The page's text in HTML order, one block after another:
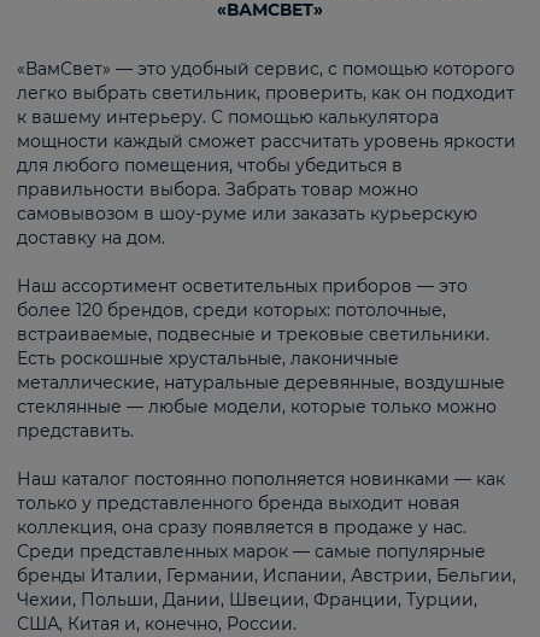
«ВАМСВЕТ»
«ВамСвет» — это удобный сервис, с помощью которого
легко выбрать светильник, проверить, как он подходит
к вашему интерьеру. С помощью калькулятора
мощности каждый сможет рассчитать уровень яркости
для любого помещения, чтобы убедиться в
правильности выбора. Забрать товар можно
самовывозом в шоу-руме или заказать курьерскую
доставку на дом.
Наш ассортимент осветительных приборов — это
более 120 брендов, среди которых: потолочные,
встраиваемые, подвесные и трековые светильники.
Есть роскошные хрустальные, лаконичные
металлические, натуральные деревянные, воздушные
стеклянные — любые модели, которые только можно
представить.
Наш каталог постоянно пополняется новинками — как
только у представленного бренда выходит новая
коллекция, она сразу появляется в продаже у нас.
Среди представленных марок — самые популярные
бренды Италии, Германии, Испании, Австрии, Бельгии,
Чехии, Польши, Дании, Швеции, Франции, Турции,
США, Китая и, конечно, России.